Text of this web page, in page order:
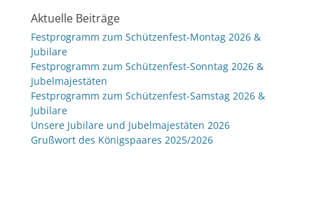
Aktuelle Beiträge
Festprogramm zum Schützenfest-Montag 2026 &
Jubilare
Festprogramm zum Schützenfest-Sonntag 2026 &
Jubelmajestäten
Festprogramm zum Schützenfest-Samstag 2026 &
Jubilare
Unsere Jubilare und Jubelmajestäten 2026
Grußwort des Königspaares 2025/2026